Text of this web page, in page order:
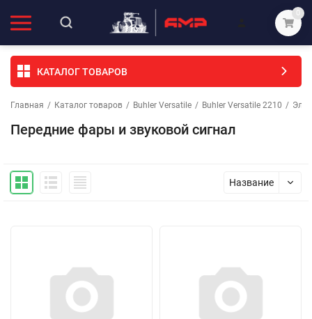
0
КАТАЛОГ ТОВАРОВ
Главная / Каталог товаров / Buhler Versatile / Buhler Versatile 2210 /
Передние фары и звуковой сигнал
Название